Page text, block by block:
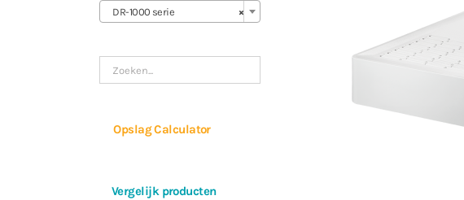
×
DR-1000 serie
Opslag Calculator
Vergelijk producten